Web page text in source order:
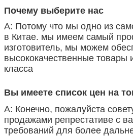
Почему выберите нас
А: Потому что мы одно из
в Китае. мы имеем самый
изготовитель, мы можем
высококачественные товары
класса
Вы имеете список цен на
А: Конечно, пожалуйста
продажами репрестативе с
требований для более